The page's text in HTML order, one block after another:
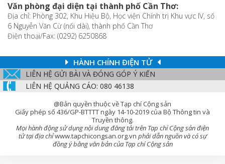
Văn phòng đại diện tại thành phố Cần Thơ:
Địa chỉ: Phòng 302, Khu Hiệu Bộ, Học viện Chính trị Khu vực IV, số
6 Nguyễn Văn Cừ (nối dài), thành phố Cần Thơ
Điện thoại/Fax: (0292) 6250868
HÀNH CHÍNH ĐIỆN TỬ
LIÊN HỆ GỬI BÀI VÀ ĐÓNG GÓP Ý KIẾN
LIÊN HỆ QUẢNG CÁO: 080 46138
@Bản quyền thuộc về Tạp chí Cộng sản
Giấy phép số 436/GP-BTTTT ngày 14-10-2019 của Bộ Thông tin và
Truyền thông.
Mọi hành động sử dụng nội dung đăng tải trên Tạp chí Cộng sản điện
tử tại địa chỉwww.tapchicongsan.org.vn phải dẫn nguồn và có sự
đồng ý bằng văn bản của Tạp chí Cộng sản